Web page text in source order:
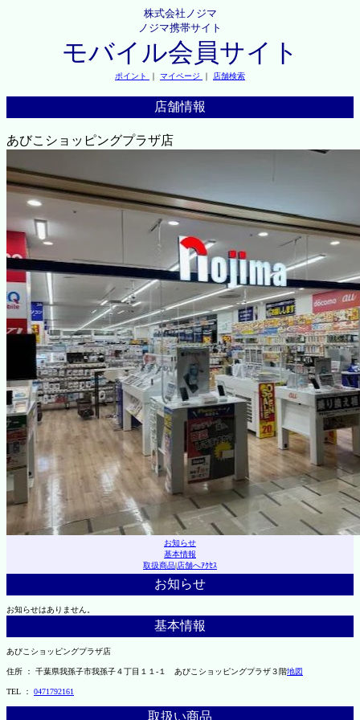
株式会社ノジマ
ノジマ携帯サイト
モバイル会員サイト
ポイント ｜ マイページ ｜ 店舗検索
店舗情報
あびこショッピングプラザ店
お知らせ
基本情報
取扱商品|店舗へｱｸｾｽ
お知らせ
お知らせはありません。
基本情報
あびこショッピングプラザ店
住所 ： 千葉県我孫子市我孫子４丁目１１-１ あびこショッピングプラザ３階地図
TEL ： 0471792161
取扱い商品